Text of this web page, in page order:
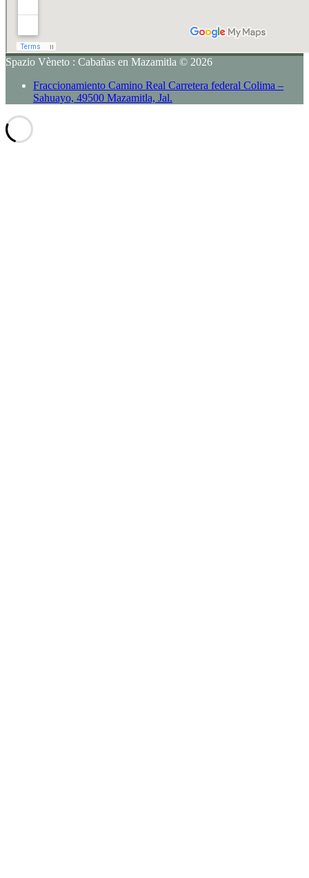
Spazio Vèneto : Cabañas en Mazamitla © 2026
Fraccionamiento Camino Real Carretera federal Colima –
Sahuayo, 49500 Mazamitla, Jal.